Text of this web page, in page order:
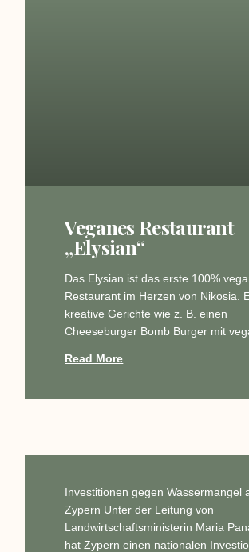
Veganes Restaurant
„Elysian“
Das Elysian ist das erste 100%
Restaurant im Herzen von Nikosia.
kreative Gerichte wie z. B. einen
Cheeseburger Bomb Burger mit
Read More
Investitionen gegen Wassermangel
Zypern Unter der Leitung von
Landwirtschaftsministerin Maria
hat Zypern einen nationalen